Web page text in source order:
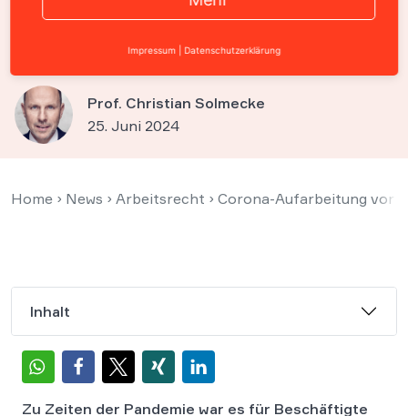
Lohnfortzahlung für
Impfverweigerer
Prof. Christian Solmecke
25. Juni 2024
Home › News › Arbeitsrecht › Corona-Aufarbeitung vor
Inhalt
Zu Zeiten der Pandemie war es für Beschäftigte
Impressum Datenschutzerklärung